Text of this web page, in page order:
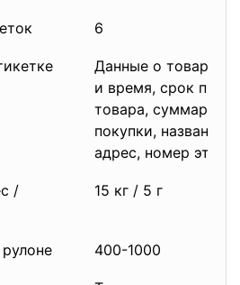
6
Данные о товаре,
и время, срок
товара, суммарная
покупки, название
адрес, номер
/
15 кг / 5 г
400-1000